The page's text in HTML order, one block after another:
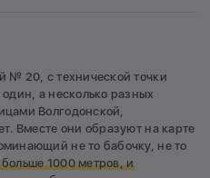
№ 20, с технической точки
а несколько разных
Волгодонской,
Вместе они образуют на карте
не то бабочку, не то
1000 метров, и